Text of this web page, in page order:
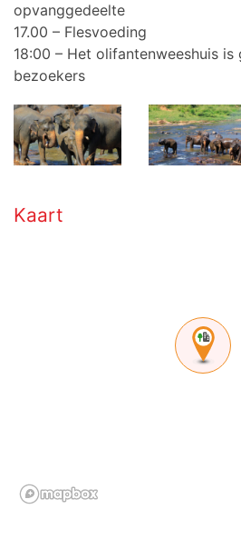
opvanggedeelte
17.00 – Flesvoeding
18:00 – Het olifantenweeshuis
bezoekers
Kaart